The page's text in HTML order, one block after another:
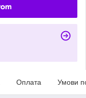
Оплата Умови